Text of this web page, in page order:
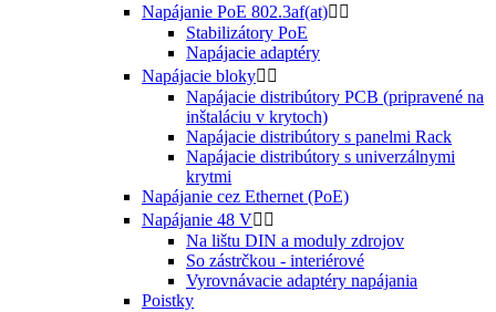
Napájanie PoE 802.3af(at) 
Stabilizátory PoE
Napájacie adaptéry
Napájacie bloky 
Napájacie distribútory PCB (pripravené na
inštaláciu v krytoch)
Napájacie distribútory s panelmi Rack
Napájacie distribútory s univerzálnymi
krytmi
Napájanie cez Ethernet (PoE)
Napájanie 48 V 
Na lištu DIN a moduly zdrojov
So zástrčkou - interiérové
Vyrovnávacie adaptéry napájania
Poistky